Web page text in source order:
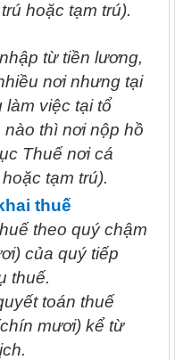
hoặc tạm trú).
từ tiền lương,
nơi nhưng tại
làm việc tại tổ
thì nơi nộp hồ
Thuế nơi cá
tạm trú).
thuế
theo quý chậm
của quý tiếp
thuế.
toán thuế
mươi) kể từ